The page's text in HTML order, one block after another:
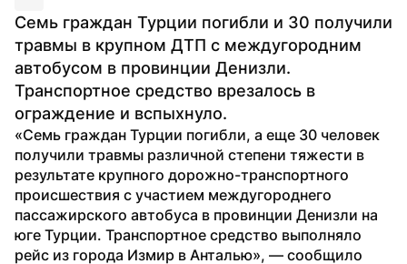
Семь граждан Турции погибли и 30 получили
травмы в крупном ДТП с междугородним
автобусом в провинции Денизли.
Транспортное средство врезалось в
ограждение и вспыхнуло.
«Семь граждан Турции погибли, а еще 30 человек
получили травмы различной степени тяжести в
результате крупного дорожно-транспортного
происшествия с участием междугороднего
пассажирского автобуса в провинции Денизли на
юге Турции. Транспортное средство выполняло